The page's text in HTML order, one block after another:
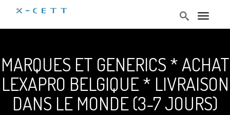
T
e
n
a
v
i
g
a
MARQUES ET GENERICS * ACHAT
LEXAPRO BELGIQUE * LIVRAISON
DANS LE MONDE (3-7 JOURS)